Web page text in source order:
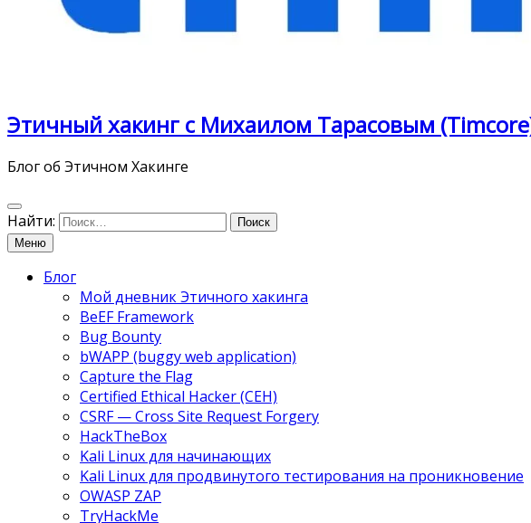
Этичный хакинг с Михаилом Тарасовым
Блог об Этичном Хакинге
Найти:
Меню
Блог
Мой дневник Этичного хакинга
BeEF Framework
Bug Bounty
bWAPP (buggy web application)
Capture the Flag
Certified Ethical Hacker (CEH)
CSRF — Cross Site Request Forgery
HackTheBox
Kali Linux для начинающих
Kali Linux для продвинутого тестирования на проникновение
OWASP ZAP
TryHackMe